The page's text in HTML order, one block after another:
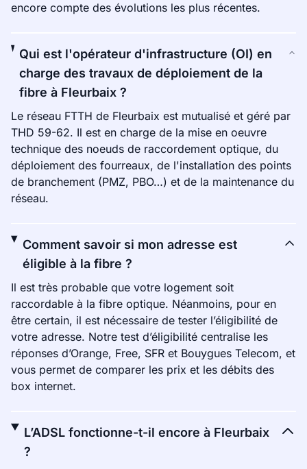
encore compte des évolutions les plus récentes.
Qui est l'opérateur d'infrastructure (OI) en
charge des travaux de déploiement de la
fibre à Fleurbaix ?
Le réseau FTTH de Fleurbaix est mutualisé et géré par
THD 59-62. Il est en charge de la mise en oeuvre
technique des noeuds de raccordement optique, du
déploiement des fourreaux, de l'installation des points
de branchement (PMZ, PBO…) et de la maintenance du
réseau.
Comment savoir si mon adresse est
éligible à la fibre ?
Il est très probable que votre logement soit
raccordable à la fibre optique. Néanmoins, pour en
être certain, il est nécessaire de tester l’éligibilité de
votre adresse. Notre test d’éligibilité centralise les
réponses d’Orange, Free, SFR et Bouygues Telecom, et
vous permet de comparer les prix et les débits des
box internet.
L’ADSL fonctionne-t-il encore à Fleurbaix
?